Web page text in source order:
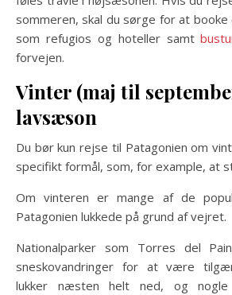
sommeren, skal du sørge for at
som refugios og hoteller samt
forvejen.
Vinter (maj til
lavsæson
Du bør kun rejse til Patagonien om
specifikt formål, som, for example, at
Om vinteren er mange af de
Patagonien lukkede på grund af vejret.
Nationalparker som Torres del
sneskovandringer for at være
lukker næsten helt ned, og nogle